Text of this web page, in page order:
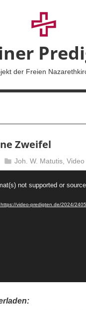
der Freien
Zweifel
Berliner
Predigten
Joh. W. Matutis ,Video
not supported or
video-predigten.de/2024/